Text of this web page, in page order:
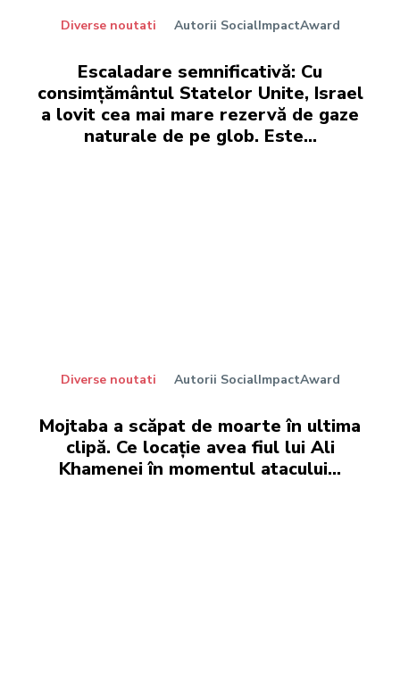
Diverse noutati Autorii SocialImpactAward
Escaladare semnificativă: Cu
consimțământul Statelor Unite, Israel
a lovit cea mai mare rezervă de gaze
naturale de pe glob. Este…
Diverse noutati Autorii SocialImpactAward
Mojtaba a scăpat de moarte în ultima
clipă. Ce locație avea fiul lui Ali
Khamenei în momentul atacului…